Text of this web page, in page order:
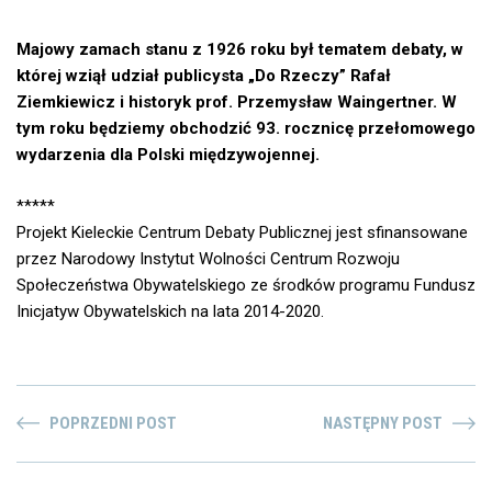
Majowy zamach stanu z 1926 roku był tematem debaty, w
której wziął udział publicysta „Do Rzeczy” Rafał
Ziemkiewicz i historyk prof. Przemysław Waingertner. W
tym roku będziemy obchodzić 93. rocznicę przełomowego
wydarzenia dla Polski międzywojennej.
*****
Projekt Kieleckie Centrum Debaty Publicznej jest sfinansowane
przez Narodowy Instytut Wolności Centrum Rozwoju
Społeczeństwa Obywatelskiego ze środków programu Fundusz
Inicjatyw Obywatelskich na lata 2014-2020.
POPRZEDNI POST NASTĘPNY POST